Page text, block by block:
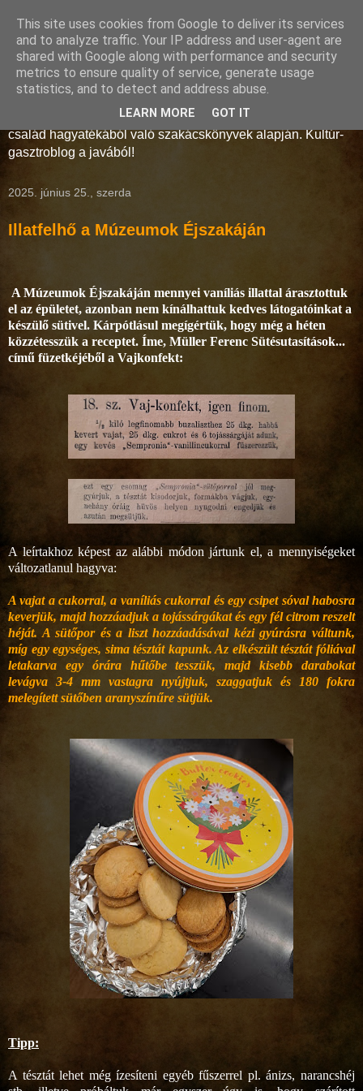
Storno-konyha
A művelt polgárság és az arisztokrácia konyhaművészete a
18-19. században. Régmúlt idők receptjei kelnek új életre a
Soproni Múzeum munkatársainak keze alatt, a Storno
család hagyatékából való szakácskönyvek alapján. Kultúr-
gasztroblog a javából!
2025. június 25., szerda
Illatfelhő a Múzeumok Éjszakáján
A Múzeumok Éjszakáján mennyei vaníliás illattal árasztottuk
el az épületet, azonban nem kínálhattuk kedves látogatóinkat a
készülő sütivel. Kárpótlásul megígértük, hogy még a héten
közzétesszük a receptet. Íme, Müller Ferenc Sütésutasítások...
című füzetkéjéből a Vajkonfekt:
A leírtakhoz képest az alábbi módon jártunk el, a mennyiségeket
változatlanul hagyva:
A vajat a cukorral, a vaníliás cukorral és egy csipet sóval habosra
keverjük, majd hozzáadjuk a tojássárgákat és egy fél citrom reszelt
héját. A sütőpor és a liszt hozzáadásával kézi gyúrásra váltunk,
míg egy egységes, sima tésztát kapunk. Az elkészült tésztát fóliával
letakarva egy órára hűtőbe tesszük, majd kisebb darabokat
levágva 3-4 mm vastagra nyújtjuk, szaggatjuk és 180 fokra
melegített sütőben aranyszínűre sütjük.
Tipp:
A tésztát lehet még ízesíteni egyéb fűszerrel pl. ánizs, narancshéj
This site uses cookies from Google to deliver its services
and to analyze traffic. Your IP address and user-agent are
shared with Google along with performance and security
metrics to ensure quality of service, generate usage
statistics, and to detect and address abuse.
LEARN MORE GOT IT